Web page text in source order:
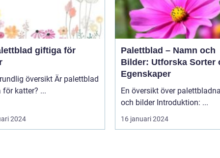
giftiga för
översikt Är palettblad
giftiga för katter? ...
2024
Palettblad – Namn och
Bilder: Utforska Sorter
Egenskaper
En översikt över
och bilder Introduktion: ...
16 januari 2024